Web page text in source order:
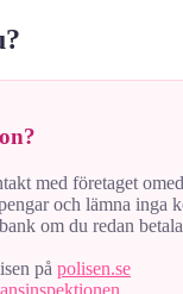
med företaget
och lämna inga
om du redan
på polisen.se